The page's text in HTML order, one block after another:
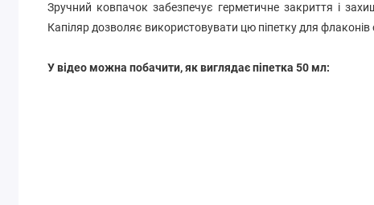
Зручний ковпачок забезпечує герметичне закриття і
Капіляр дозволяє використовувати цю піпетку для
У відео можна побачити, як виглядає піпетка 50 мл: